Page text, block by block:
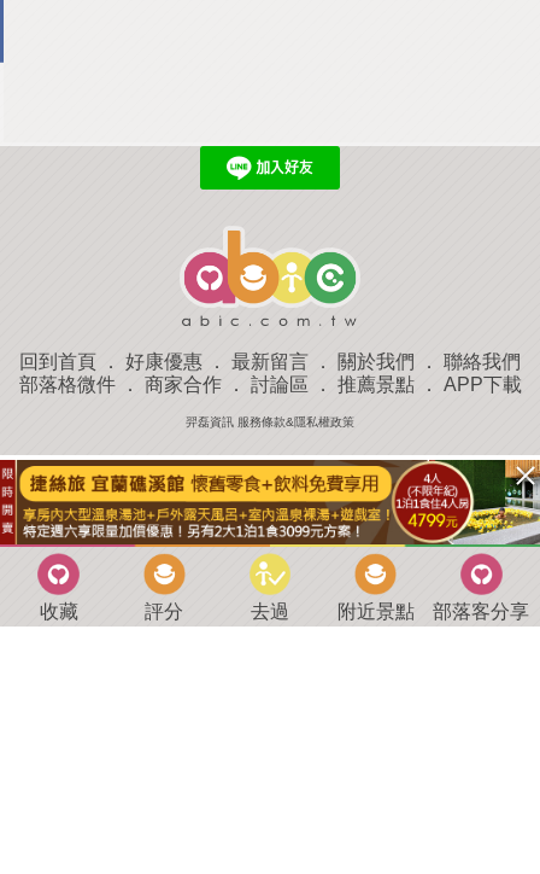
回到首頁 ． 好康優惠 ． 最新留言 ． 關於我們 ． 聯絡我們
部落格微件． 商家合作． 討論區 ． 推薦景點． APP下載
羿磊資訊 服務條款&隱私權政策
收藏 評分 去過 附近景點 部落客分享